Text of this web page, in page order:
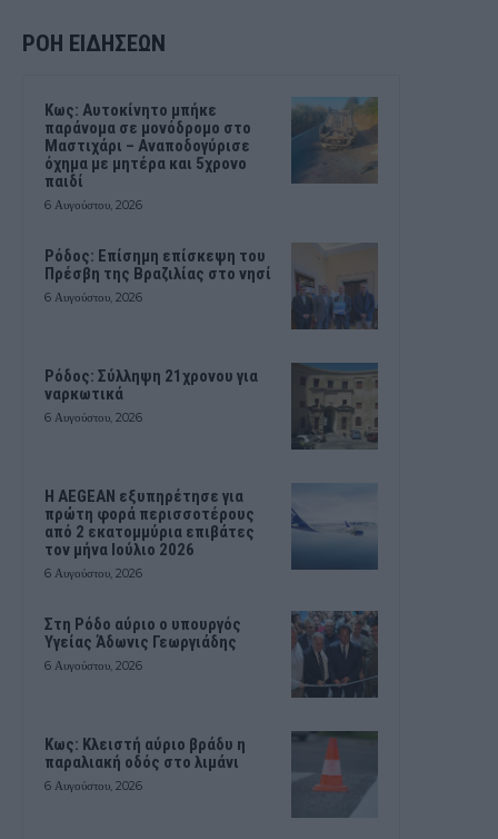
ΡΟΗ ΕΙΔΗΣΕΩΝ
Kως: Αυτοκίνητο μπήκε
παράνομα σε μονόδρομο στο
Μαστιχάρι – Αναποδογύρισε
όχημα με μητέρα και 5χρονο
παιδί
6 Αυγούστου, 2026
Ρόδος: Επίσημη επίσκεψη του
Πρέσβη της Βραζιλίας στο νησί
6 Αυγούστου, 2026
Ρόδος: Σύλληψη 21χρονου για
ναρκωτικά
6 Αυγούστου, 2026
Η AEGEAN εξυπηρέτησε για
πρώτη φορά περισσοτέρους
από 2 εκατομμύρια επιβάτες
τον μήνα Ιούλιο 2026
6 Αυγούστου, 2026
Στη Ρόδο αύριο ο υπουργός
Υγείας Άδωνις Γεωργιάδης
6 Αυγούστου, 2026
Κως: Κλειστή αύριο βράδυ η
παραλιακή οδός στο λιμάνι
6 Αυγούστου, 2026